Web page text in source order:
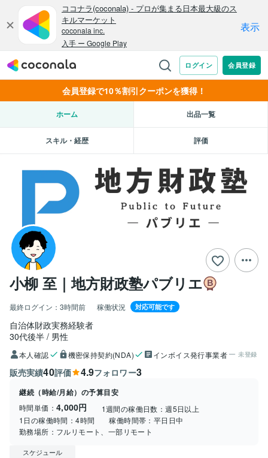
会員登録で10％割引クーポンを獲得！
ホーム 出品一覧
スキル・経歴 評価
小柳 至｜地方財政塾パブリエ
最終ログイン： 3時間前 稼働状況 対応可能です
自治体財政実務経験者
30代後半
男性
本人確認 機密保持契約(NDA) インボイス発行事業者 未登録
販売実績40評価 4.9フォロワー3
継続（時給/月給）の予算目安
時間単価： 4,000円 1週間の稼働日数：週5日以上
1日の稼働時間：4時間 稼働時間帯： 平日日中
勤務場所： フルリモート、一部リモート
スケジュール